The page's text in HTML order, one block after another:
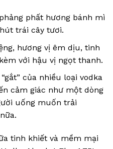
phất hương bánh mì
trái cây tươi.
hương vị êm dịu, tinh
với hậu vị ngọt thanh.
của nhiều loại vodka
cảm giác như một dòng
uống muốn trải
tinh khiết và mềm mại